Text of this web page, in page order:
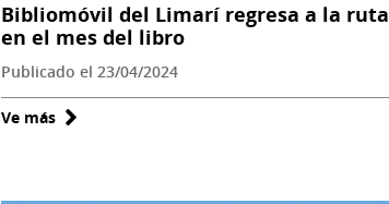
Bibliomóvil del Limarí regresa a la ruta
en el mes del libro
Publicado el 23/04/2024
Ve más sobre
Limarí